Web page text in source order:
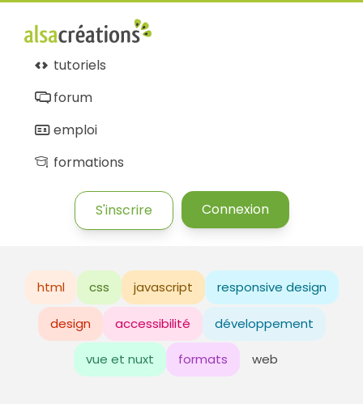
tutoriels
forum
emploi
formations
S'inscrire Connexion
html css javascript responsive design
design accessibilité développement
vue et nuxt formats web